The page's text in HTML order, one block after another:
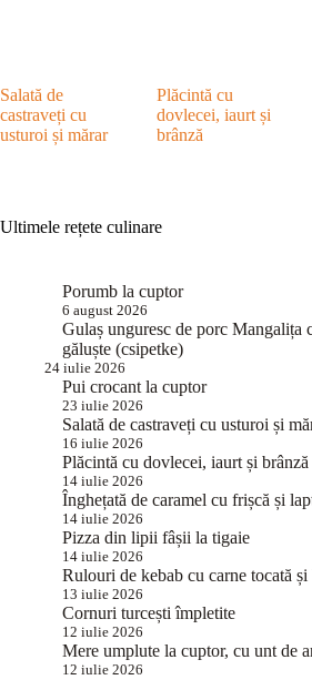
Salată de
castraveți cu
usturoi și mărar
Plăcintă cu
dovlecei, iaurt și
brânză
Ultimele rețete culinare
Porumb la cuptor
6 august 2026
Gulaș unguresc de porc Mangalița
găluște (csipetke)
24 iulie 2026
Pui crocant la cuptor
23 iulie 2026
Salată de castraveți cu usturoi și
16 iulie 2026
Plăcintă cu dovlecei, iaurt și brânză
14 iulie 2026
Înghețată de caramel cu frișcă și
14 iulie 2026
Pizza din lipii fâșii la tigaie
14 iulie 2026
Rulouri de kebab cu carne tocată și
13 iulie 2026
Cornuri turcești împletite
12 iulie 2026
Mere umplute la cuptor, cu unt de
12 iulie 2026